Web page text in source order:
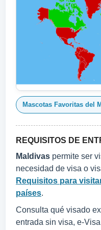
Mascotas Favoritas del
REQUISITOS DE
Maldivas permite ser
necesidad de visa o
Requisitos para
países.
Consulta qué visado
entrada sin visa, e-